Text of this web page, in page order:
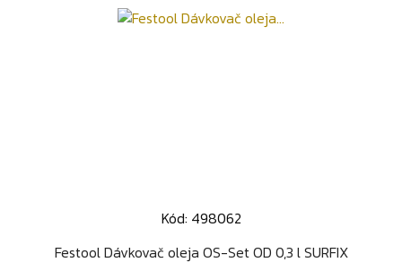
Kód: 498062
Festool Dávkovač oleja OS-Set OD 0,3 l SURFIX